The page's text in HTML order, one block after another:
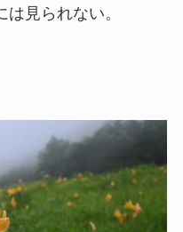
見られない。